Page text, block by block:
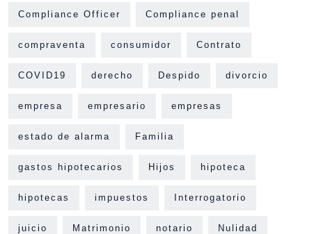
Compliance Officer Compliance penal
compraventa consumidor Contrato
COVID19 derecho Despido divorcio
empresa empresario empresas
estado de alarma Familia
gastos hipotecarios Hijos hipoteca
hipotecas impuestos Interrogatorio
juicio Matrimonio notario Nulidad